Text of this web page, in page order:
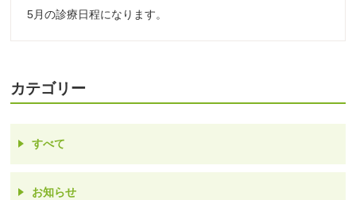
5月の診療日程になります。
カテゴリー
すべて
お知らせ